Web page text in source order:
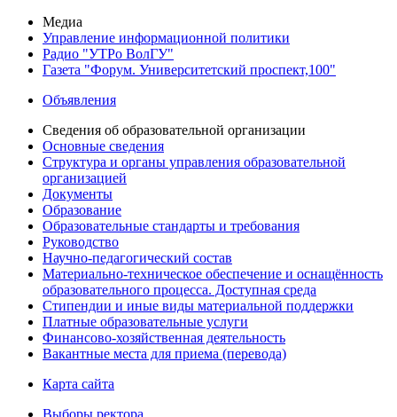
Медиа
Управление информационной политики
Радио "УТРо ВолГУ"
Газета "Форум. Университетский проспект,100"
Объявления
Сведения об образовательной организации
Основные сведения
Структура и органы управления образовательной
организацией
Документы
Образование
Образовательные стандарты и требования
Руководство
Научно-педагогический состав
Материально-техническое обеспечение и оснащённость
образовательного процесса. Доступная среда
Стипендии и иные виды материальной поддержки
Платные образовательные услуги
Финансово-хозяйственная деятельность
Вакантные места для приема (перевода)
Карта сайта
Выборы ректора